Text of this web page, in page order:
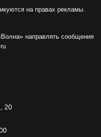
на правах рекламы.
направлять сообщения
20